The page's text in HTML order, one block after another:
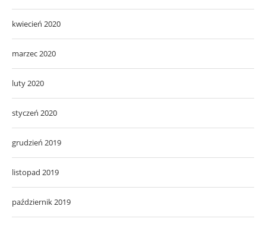
kwiecień 2020
marzec 2020
luty 2020
styczeń 2020
grudzień 2019
listopad 2019
październik 2019